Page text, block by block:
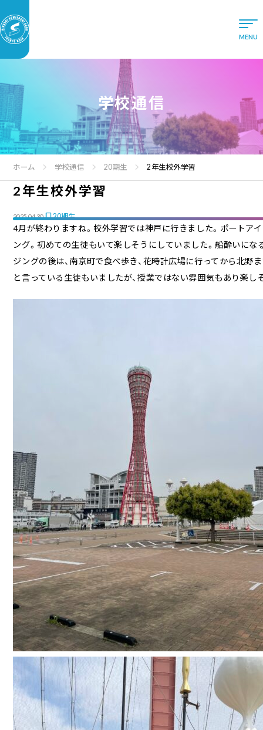
学校通信
ホーム 学校通信 20期生 2年生校外学習
2年生校外学習
2025.04.30 20期生
4月が終わりますね。校外学習では神戸に行きました。ポートア
ング。初めての生徒もいて楽しそうにしていました。船酔いにな
ジングの後は、南京町で食べ歩き、花時計広場に行ってから北野
と言っている生徒もいましたが、授業ではない雰囲気もあり楽し